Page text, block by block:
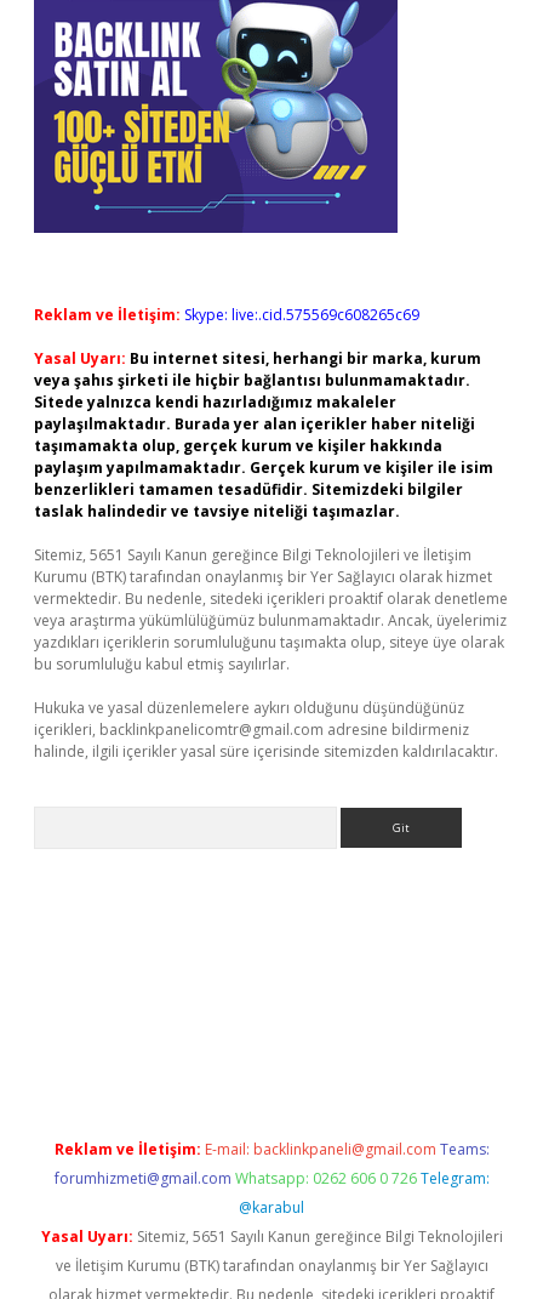
Reklam ve İletişim: Skype: live:.cid.575569c608265c69
Yasal Uyarı: Bu internet sitesi, herhangi bir marka, kurum
veya şahıs şirketi ile hiçbir bağlantısı bulunmamaktadır.
Sitede yalnızca kendi hazırladığımız makaleler
paylaşılmaktadır. Burada yer alan içerikler haber niteliği
taşımamakta olup, gerçek kurum ve kişiler hakkında
paylaşım yapılmamaktadır. Gerçek kurum ve kişiler ile isim
benzerlikleri tamamen tesadüfidir. Sitemizdeki bilgiler
taslak halindedir ve tavsiye niteliği taşımazlar.
Sitemiz, 5651 Sayılı Kanun gereğince Bilgi Teknolojileri ve İletişim
Kurumu (BTK) tarafından onaylanmış bir Yer Sağlayıcı olarak hizmet
vermektedir. Bu nedenle, sitedeki içerikleri proaktif olarak denetleme
veya araştırma yükümlülüğümüz bulunmamaktadır. Ancak, üyelerimiz
yazdıkları içeriklerin sorumluluğunu taşımakta olup, siteye üye olarak
bu sorumluluğu kabul etmiş sayılırlar.
Hukuka ve yasal düzenlemelere aykırı olduğunu düşündüğünüz
içerikleri, backlinkpanelicomtr@gmail.com adresine bildirmeniz
halinde, ilgili içerikler yasal süre içerisinde sitemizden kaldırılacaktır.
Reklam ve İletişim: E-mail: backlinkpaneli@gmail.com Teams:
forumhizmeti@gmail.com Whatsapp: 0262 606 0 726 Telegram:
@karabul
Yasal Uyarı: Sitemiz, 5651 Sayılı Kanun gereğince Bilgi Teknolojileri
ve İletişim Kurumu (BTK) tarafından onaylanmış bir Yer Sağlayıcı
olarak hizmet vermektedir. Bu nedenle, sitedeki içerikleri proaktif